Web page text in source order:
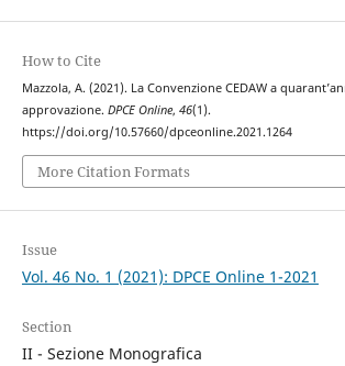
How to Cite
Mazzola, A. (2021). La Convenzione CEDAW a
approvazione. DPCE Online, 46(1).
https://doi.org/10.57660/dpceonline.2021.1264
More Citation Formats
Issue
Vol. 46 No. 1 (2021): DPCE Online 1-2021
Section
II - Sezione Monografica